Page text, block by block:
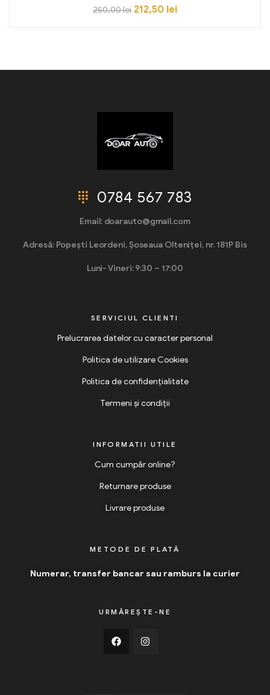
250,00lei 212,50 lei
0784 567 783
Email: doarauto@gmail.com
Adresă: Popești Leordeni, Șoseaua Olteniței, nr. 181P Bis
Luni- Vineri: 9:30 – 17:00
SERVICIUL CLIENTI
Prelucrarea datelor cu caracter personal
Politica de utilizare Cookies
Politica de confidențialitate
Termeni și condiții
INFORMATII UTILE
Cum cumpăr online?
Returnare produse
Livrare produse
METODE DE PLATĂ
Numerar, transfer bancar sau ramburs la curier
URMĂREȘTE-NE